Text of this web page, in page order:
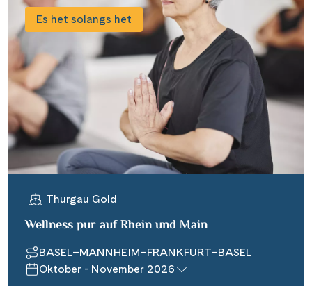
Es het solangs het
Thurgau Gold
Wellness pur auf Rhein und Main
BASEL–MANNHEIM–FRANKFURT–BASEL
Oktober - November 2026